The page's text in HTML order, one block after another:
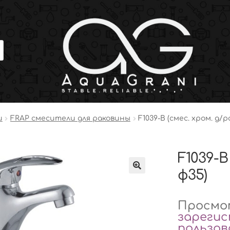
FRAP смесители для раковины F1039-B (смес. хром. д/
F1039-
ф35)